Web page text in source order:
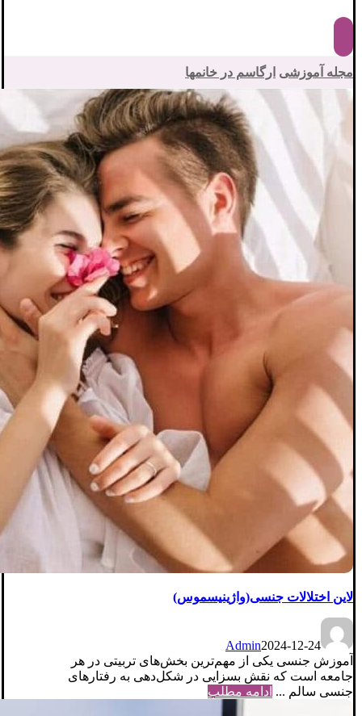
مجله آموزشی ارگاسم در خانمها
لاین اختلالات جنسی(واژینیسموس)
Admin2024-12-24
آموزش جنسی یکی از مهم‌ترین بخش‌های تربیتی در هر
جامعه است که نقش بسزایی در شکل‌دهی به رفتارهای
جنسی سالم ... ادامه مطلب